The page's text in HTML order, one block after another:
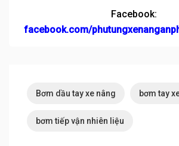
Facebook:
facebook.com/
Bơm dầu tay xe nâng bơm tay
bơm tiếp vận nhiên liệu